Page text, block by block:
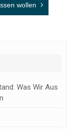
wollen
Was Wir Aus